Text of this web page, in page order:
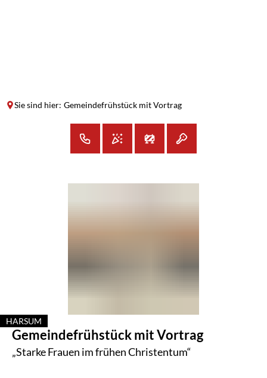
Sie sind hier: Gemeindefrühstück mit Vortrag
HARSUM
KATEGORIE: HARSUM
Gemeindefrühstück mit Vortrag
„Starke Frauen im frühen Christentum“